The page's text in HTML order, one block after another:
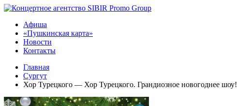
Афиша
«Пушкинская карта»
Новости
Контакты
Главная
Сургут
Хор Турецкого — Хор Турецкого. Грандиозное новогоднее шоу!